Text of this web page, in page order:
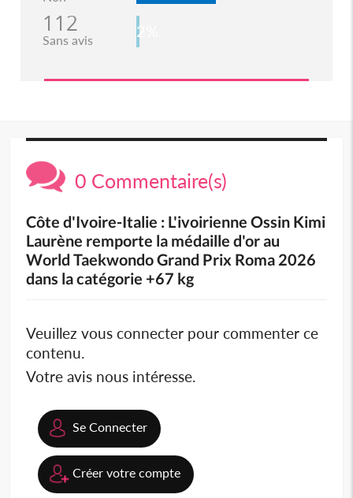
112
Sans avis 2%
0 Commentaire(s)
Côte d'Ivoire-Italie : L'ivoirienne Ossin Kimi
Laurène remporte la médaille d'or au
World Taekwondo Grand Prix Roma 2026
dans la catégorie +67 kg
Veuillez vous connecter pour commenter ce
contenu.
Votre avis nous intéresse.
Se Connecter
Créer votre compte